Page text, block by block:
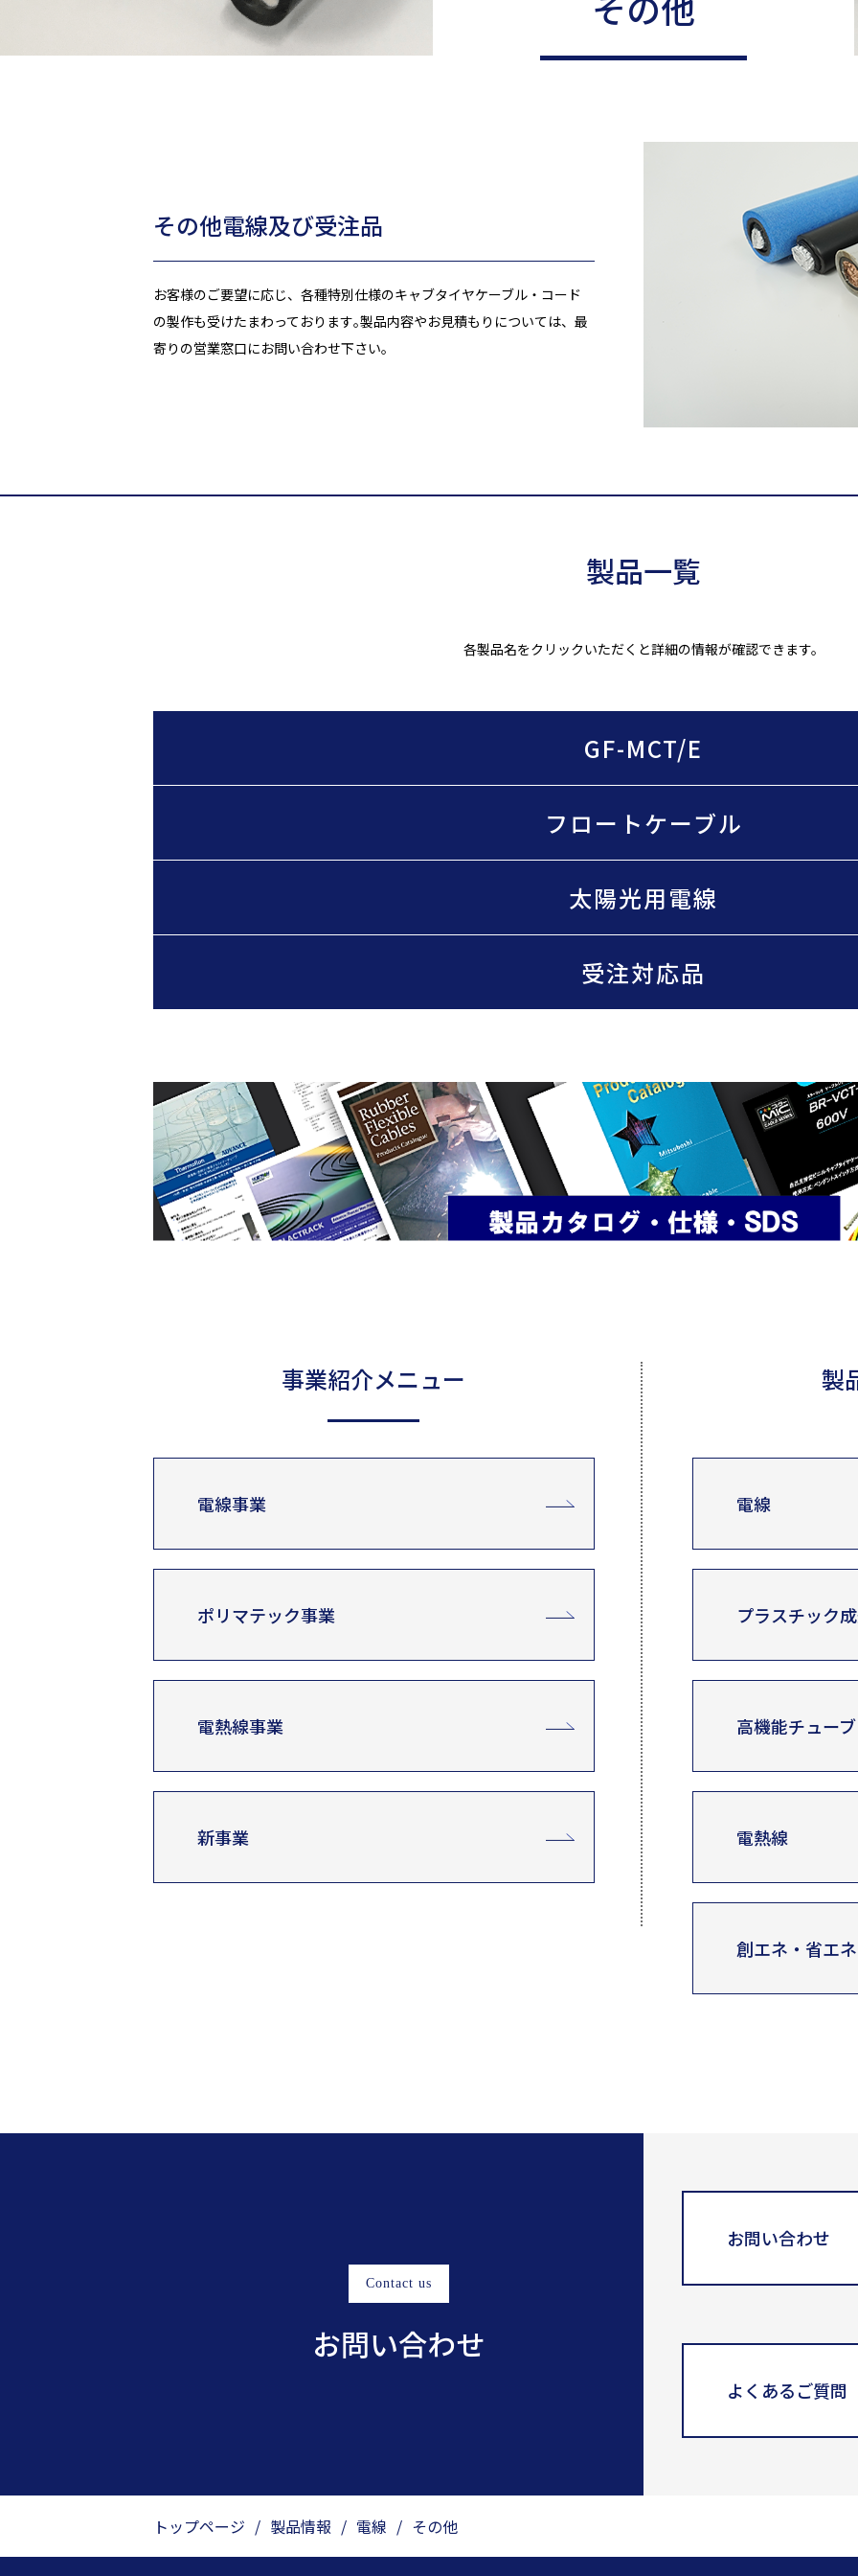
その他電線及び受注品
お客様のご要望に応じ、各種特別仕様のキャブタイヤケーブル・コード
の製作も受けたまわっております｡製品内容やお見積もりについては、最
寄りの営業窓口にお問い合わせ下さい。
製品一覧
各製品名をクリックいただくと詳細の情報が確認できます。
GF-MCT/E
フロートケーブル
太陽光用電線
受注対応品
事業紹介メニュー
電線事業
ポリマテック事業
電熱線事業
新事業
製
電線
プラスチック
高機能チューブ
電熱線
創エネ・省エ
Contact us
お問い合わせ
お問い合わせ
よくあるご質問
トップページ / 製品情報 / 電線 / その他